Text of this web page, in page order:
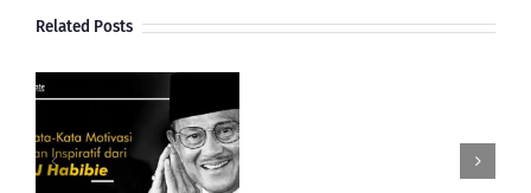
Related Posts